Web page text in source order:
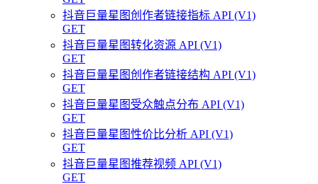
抖音巨量星图创作者链接指标 API (V1)
GET
抖音巨量星图转化资源 API (V1)
GET
抖音巨量星图创作者链接结构 API (V1)
GET
抖音巨量星图受众触点分布 API (V1)
GET
抖音巨量星图性价比分析 API (V1)
GET
抖音巨量星图推荐视频 API (V1)
GET